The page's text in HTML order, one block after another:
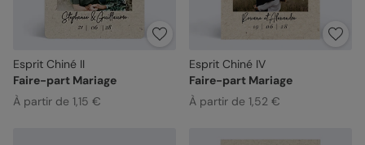
Esprit Chiné II
Faire-part Mariage
À partir de 1,15 €
Esprit Chiné IV
Faire-part Mariage
À partir de 1,52 €